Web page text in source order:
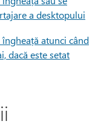
a desktopului
atunci când
dacă este setat